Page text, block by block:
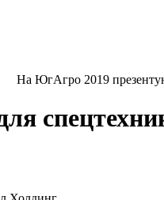
На ЮгАгро 2019